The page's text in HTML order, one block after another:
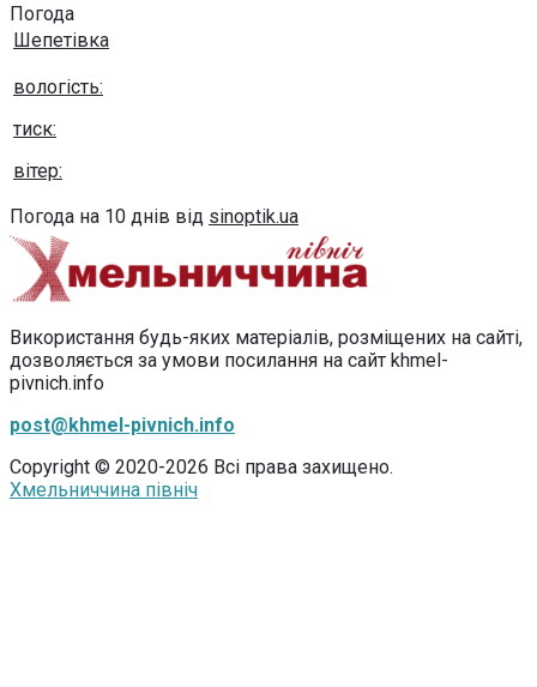
Погода
Шепетівка
вологість:
тиск:
вітер:
Погода на 10 днів від sinoptik.ua
Використання будь-яких матеріалів, розміщених на сайті,
дозволяється за умови посилання на сайт khmel-
pivnich.info
post@khmel-pivnich.info
Copyright © 2020-2026 Всі права захищено.
Хмельниччина північ